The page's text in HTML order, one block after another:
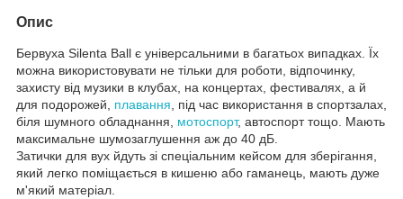
Опис
Бервуха Silenta Ball є універсальними в багатьох випадках. Їх
можна використовувати не тільки для роботи, відпочинку,
захисту від музики в клубах, на концертах, фестивалях, а й
для подорожей, плавання , під час використання в спортзалах,
біля шумного обладнання, мотоспорт, автоспорт тощо. Мають
максимальне шумозаглушення аж до 40 дБ.
Затички для вух йдуть зі спеціальним кейсом для зберігання,
який легко поміщається в кишеню або гаманець, мають дуже
м'який матеріал.